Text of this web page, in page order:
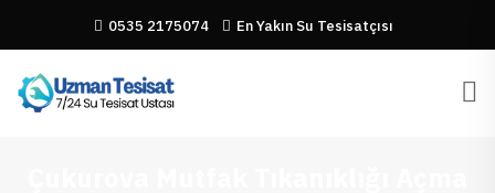
0535 2175074 En Yakın Su Tesisatçısı